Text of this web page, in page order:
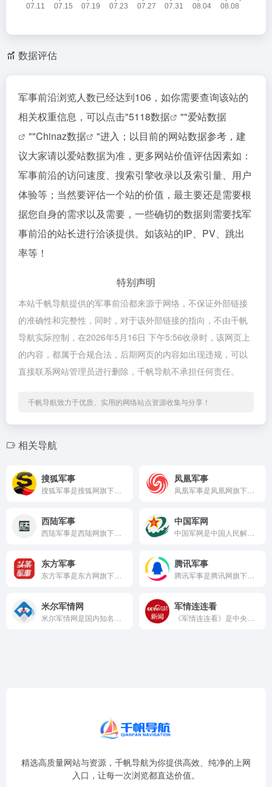
数据评估
军事前沿浏览人数已经达到106，如你需要查询该站的
相关权重信息，可以点击"5118数据 ""爱站数据
""Chinaz数据
"进入；以目前的网站数据参考，建
议大家请以爱站数据为准，更多网站价值评估因素如：
军事前沿的访问速度、搜索引擎收录以及索引量、用户
体验等；当然要评估一个站的价值，最主要还是需要根
据您自身的需求以及需要，一些确切的数据则需要找军
事前沿的站长进行洽谈提供。如该站的IP、PV、跳出
率等！
特别声明
本站千帆导航提供的军事前沿都来源于网络，不保证外部链接
的准确性和完整性，同时，对于该外部链接的指向，不由千帆
导航实际控制，在2026年5月16日 下午5:56收录时，该网页上
的内容，都属于合规合法，后期网页的内容如出现违规，可以
直接联系网站管理员进行删除，千帆导航不承担任何责任。
千帆导航致力于优质、实用的网络站点资源收集与分享！
相关导航
搜狐军事 凤凰军事
西陆军事 中国军网
东方军事 腾讯军事
米尔军情网 军情连连看
精选高质量网站与资源，千帆导航为你提供高效、纯净的上网
入口，让每一次浏览都直达价值。